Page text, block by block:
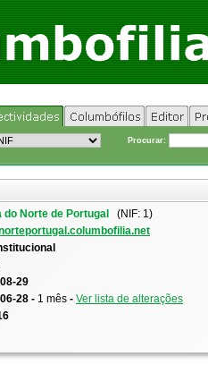
Procurar:
Norte de Portugal
(NIF: 1)
29
28 - 1 mês - Ver lista de alterações